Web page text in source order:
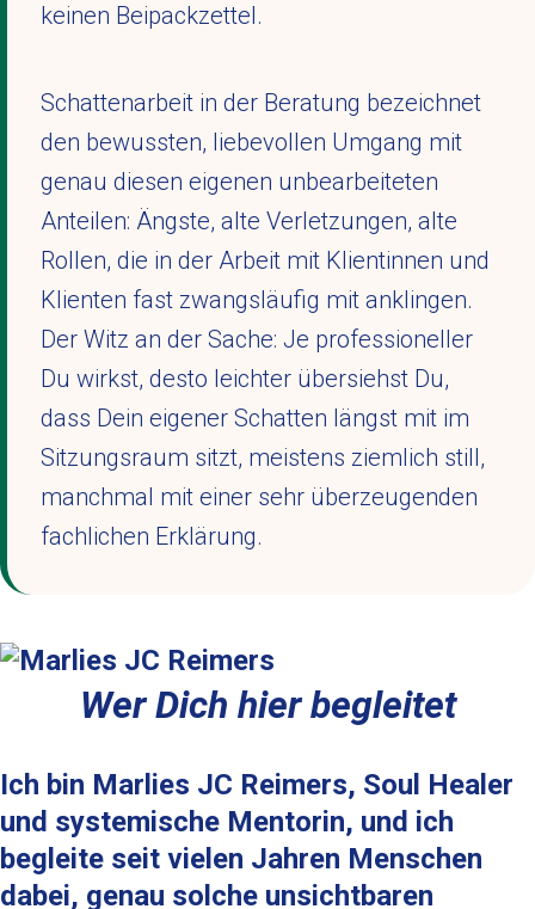
keinen Beipackzettel.
Schattenarbeit in der Beratung bezeichnet
den bewussten, liebevollen Umgang mit
genau diesen eigenen unbearbeiteten
Anteilen: Ängste, alte Verletzungen, alte
Rollen, die in der Arbeit mit Klientinnen und
Klienten fast zwangsläufig mit anklingen.
Der Witz an der Sache: Je professioneller
Du wirkst, desto leichter übersiehst Du,
dass Dein eigener Schatten längst mit im
Sitzungsraum sitzt, meistens ziemlich still,
manchmal mit einer sehr überzeugenden
fachlichen Erklärung.
Wer Dich hier begleitet
Ich bin Marlies JC Reimers, Soul Healer
und systemische Mentorin, und ich
begleite seit vielen Jahren Menschen
dabei, genau solche unsichtbaren